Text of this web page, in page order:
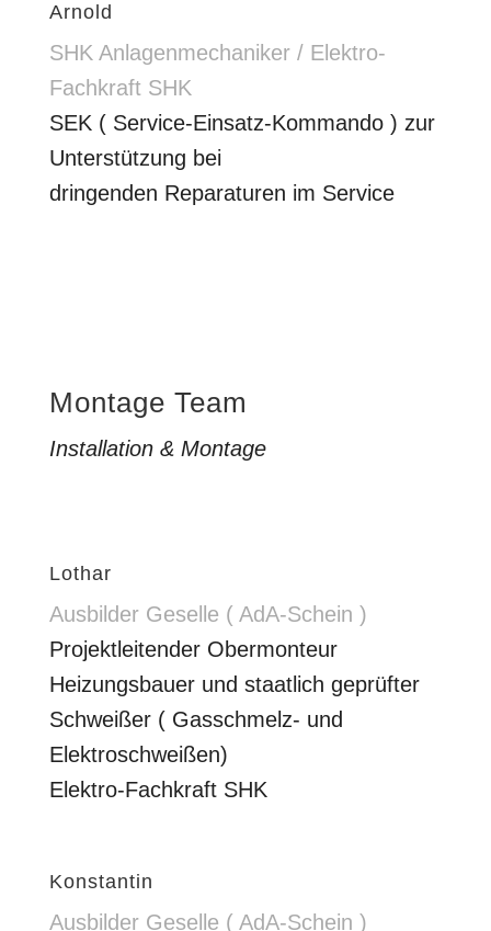
Arnold
SHK Anlagenmechaniker / Elektro-
Fachkraft SHK
SEK ( Service-Einsatz-Kommando ) zur
Unterstützung bei
dringenden Reparaturen im Service
Montage Team
Installation & Montage
Lothar
Ausbilder Geselle ( AdA-Schein )
Projektleitender Obermonteur
Heizungsbauer und staatlich geprüfter
Schweißer ( Gasschmelz- und
Elektroschweißen)
Elektro-Fachkraft SHK
Konstantin
Ausbilder Geselle ( AdA-Schein )